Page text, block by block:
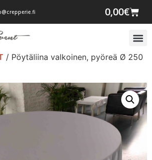
0,00€
/ Pöytäliina valkoinen, pyöreä Ø 250